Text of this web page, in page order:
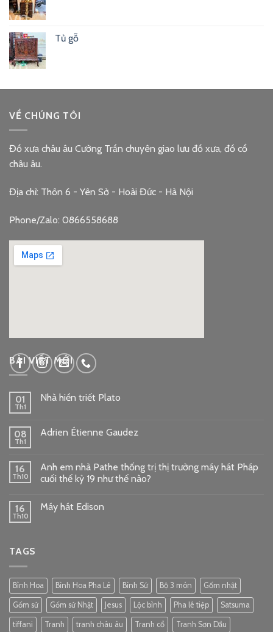
Tủ gỗ
VỀ CHÚNG TÔI
Đồ xưa châu âu Cường Trần chuyên giao lưu đồ xưa, đồ cổ
châu âu.
Địa chỉ: Thôn 6 - Yên Sở - Hoài Đức - Hà Nội
Phone/Zalo: 0866558688
BÀI VIẾT MỚI
01
Th1
Nhà hiền triết Plato
08
Th1
Adrien Étienne Gaudez
16
Th10
Anh em nhà Pathe thống trị thị trường máy hát Pháp
cuối thế kỷ 19 như thế nào?
16
Th10
Máy hát Edison
TAGS
Bình Hoa Bình Hoa Pha Lê Bình Sứ Bộ 3 món Gốm nhật
Gốm sứ Gốm sứ Nhật Jesus Lộc bình Pha lê tiệp Satsuma
tiffani Tranh tranh châu âu Tranh cổ Tranh Sơn Dầu